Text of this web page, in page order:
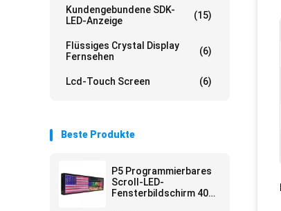
Kundengebundene SDK-
LED-Anzeige
(15)
Flüssiges Crystal Display
Fernsehen
(6)
Lcd-Touch Screen (6)
Beste Produkte
P5 Programmierbares
Scroll-LED-
Fensterbildschirm 40*8